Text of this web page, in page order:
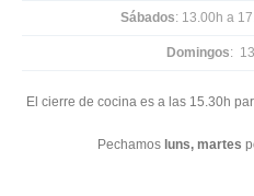
Sábados: 13.00h a
Domingos:
El cierre de cocina es a las 15.30h
Pechamos luns, martes